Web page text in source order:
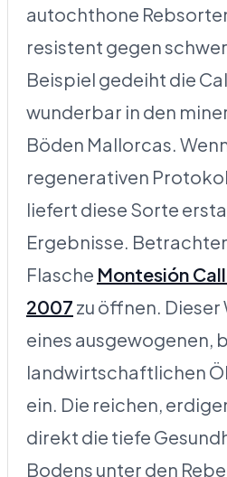
autochthone
resistent gegen
Beispiel gedeiht die
wunderbar in den
Böden Mallorcas.
regenerativen
liefert diese Sorte
Ergebnisse.
Flasche Montesión
2007 zu öffnen. Dieser
eines ausgewogenen,
landwirtschaftlichen
ein. Die reichen,
direkt die tiefe
Bodens unter den